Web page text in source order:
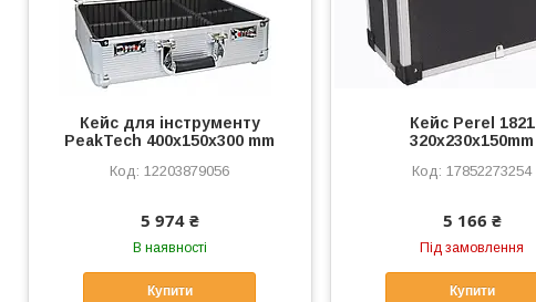
Кейс для інструменту
PeakTech 400x150x300 mm
12203879056
5 974 ₴
В наявності
Купити
Кейс Perel 1821
320x230x150mm
17852273254
5 166 ₴
Під замовлення
Купити